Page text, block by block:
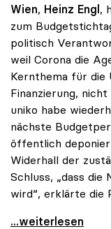
Wien, Heinz Engl,
zum
politisch
weil Corona die
Kernthema für
Finanzierung,
uniko habe
nächste
öffentlich
Widerhall der
Schluss, „dass
wird“, erklärte die
Seidler zu
...weiterlesen